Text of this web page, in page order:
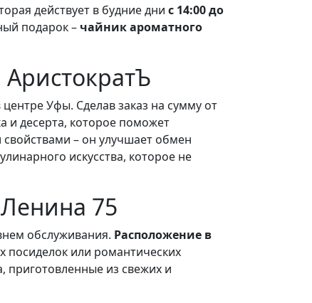
действует в будние дни с 14:00 до
подарок – чайник ароматного
Уфы. Сделав заказ на сумму от
и десерта, которое поможет
– он улучшает обмен
искусства, которое не
75
обслуживания. Расположение в
посиделок или романтических
приготовленные из свежих и